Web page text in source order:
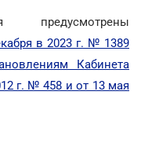
предусмотрены
в 2023 г. № 1389
Кабинета
г. № 458 и от 13 мая